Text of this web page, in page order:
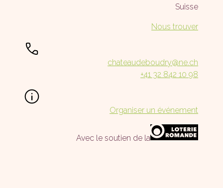
Suisse
Nous trouver
chateaudeboudry@ne.ch
+41 32 842 10 98
Organiser un événement
Avec le soutien de la